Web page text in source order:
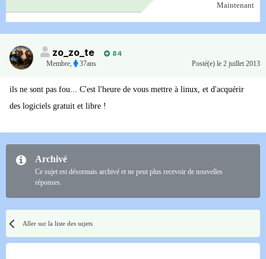
Maintenant
zo_zo_te
84
Membre, 37ans Posté(e) le 2 juillet 2013
ils ne sont pas fou... C'est l'heure de vous mettre à linux, et d'acquérir
des logiciels gratuit et libre !
Archivé
Ce sujet est désormais archivé et ne peut plus recevoir de nouvelles
réponses.
Aller sur la liste des sujets